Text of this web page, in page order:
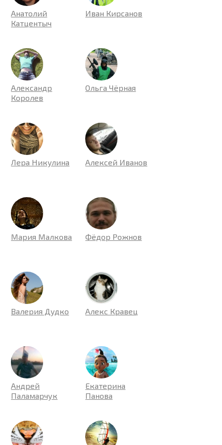
Анатолий
Катцентыч
Иван Кирсанов
Александр
Королев
Ольга Чёрная
Лера Никулина Алексей Иванов
Мария Малкова Фёдор Рожнов
Валерия Дудко Алекс Кравец
Андрей
Паламарчук
Екатерина
Панова